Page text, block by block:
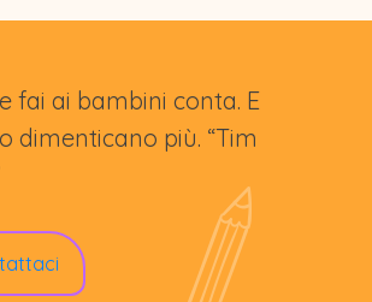
fai ai bambini conta. E
dimenticano più. “Tim